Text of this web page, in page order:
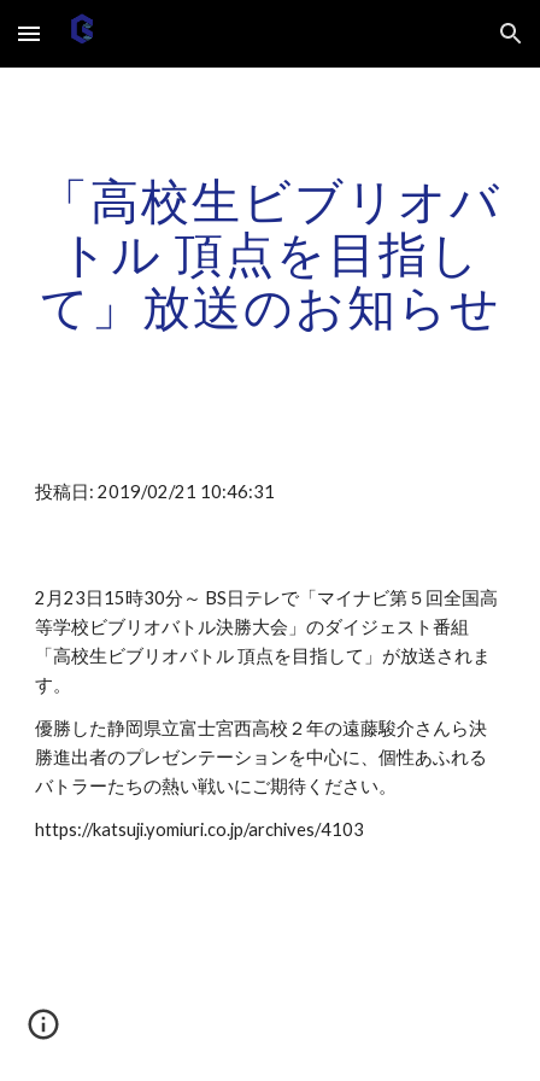
Skip to main content Skip to navigation
「高校生ビブリオバ
トル 頂点を目指し
て」放送のお知らせ
投稿日: 2019/02/21 10:46:31
2月23日15時30分～ BS日テレで「マイナビ第５回全国高
等学校ビブリオバトル決勝大会」のダイジェスト番組
「高校生ビブリオバトル 頂点を目指して」が放送されま
す。
優勝した静岡県立富士宮西高校２年の遠藤駿介さんら決
勝進出者のプレゼンテーションを中心に、個性あふれる
バトラーたちの熱い戦いにご期待ください。
https://katsuji.yomiuri.co.jp/archives/4103